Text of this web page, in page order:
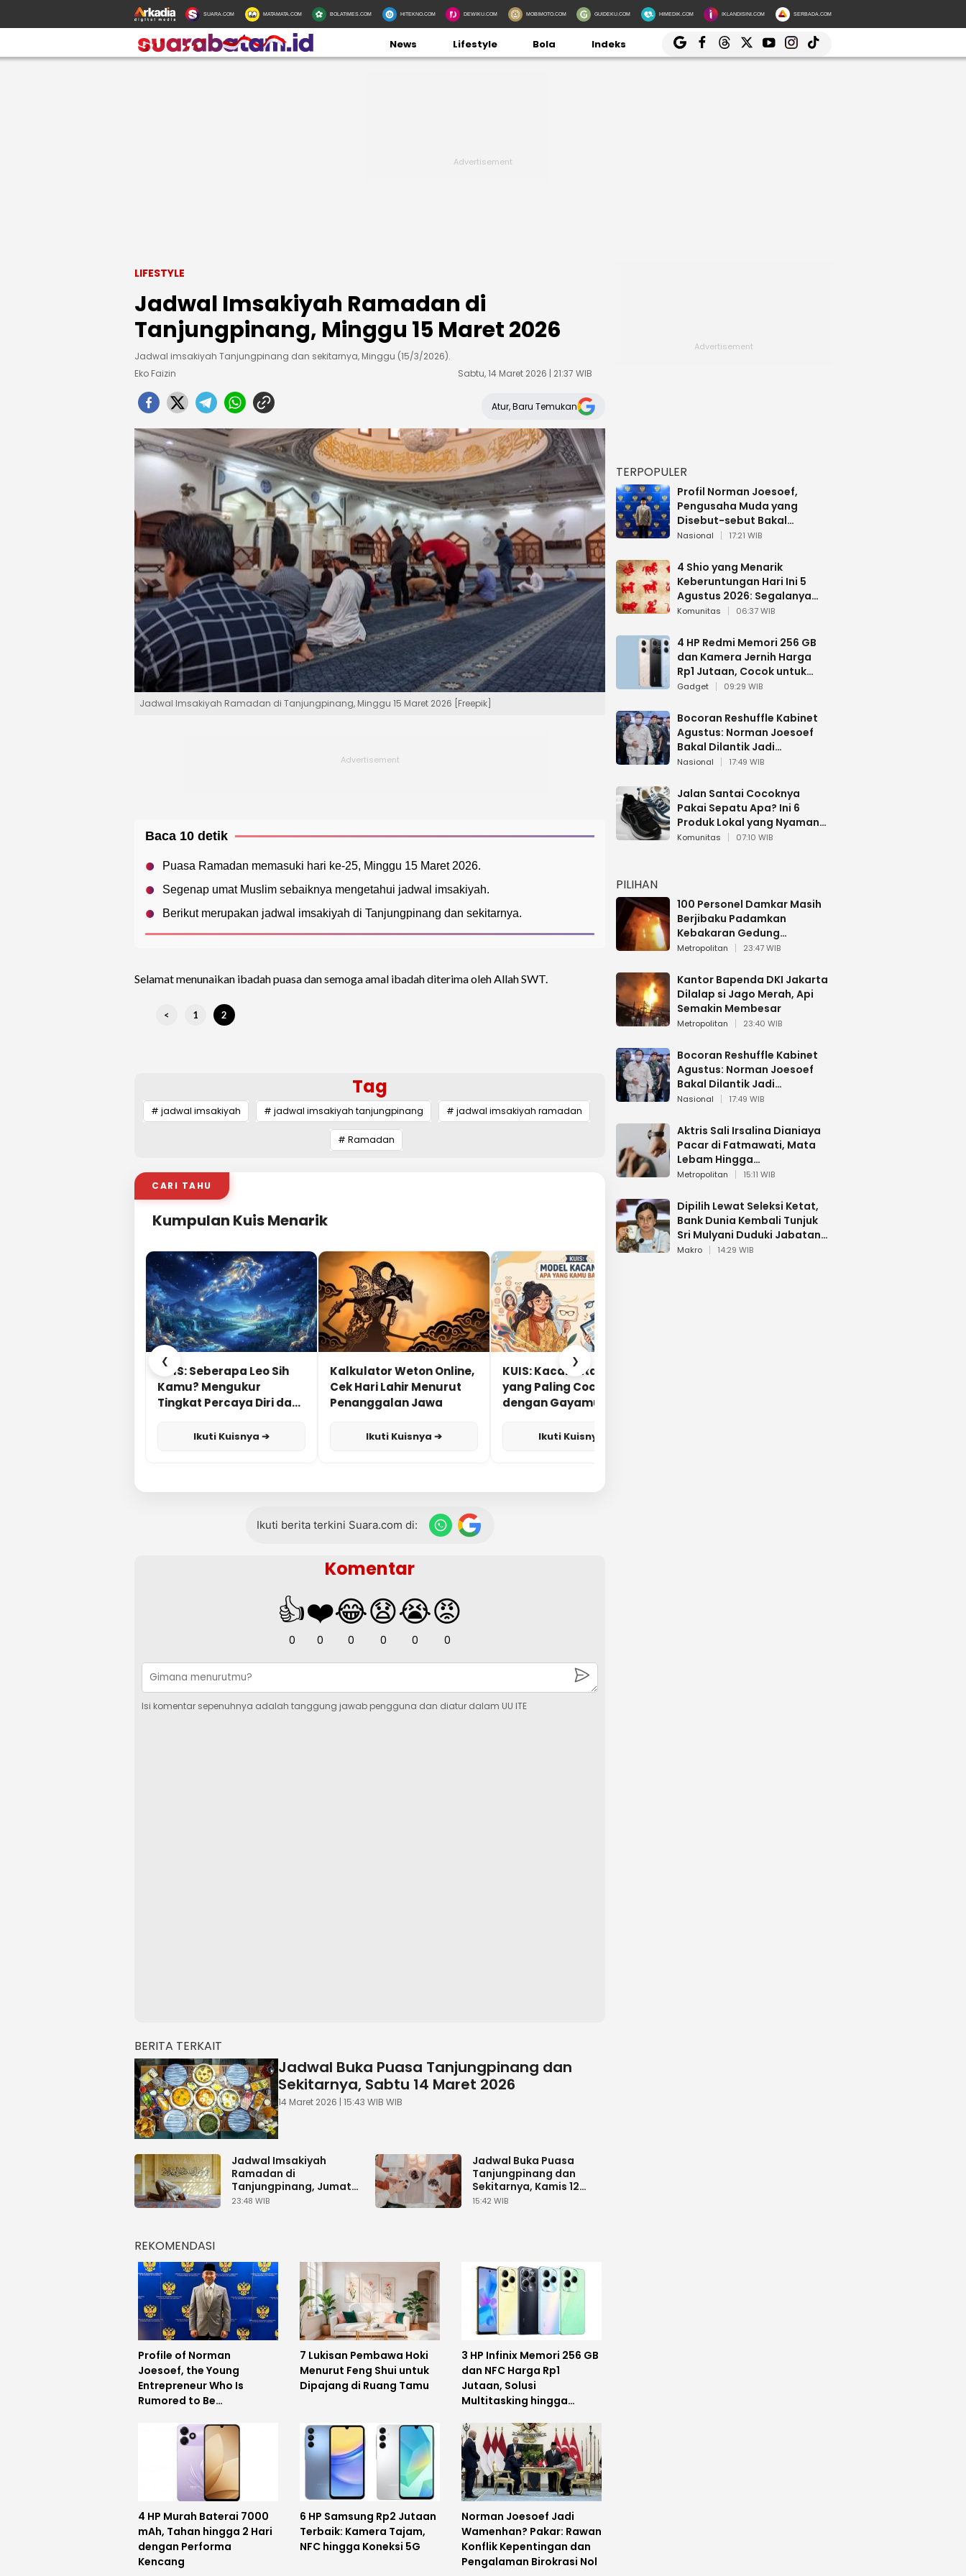
SUARA.COM MATAMATA.COM BOLATIMES.COM HITEKNO.COM DEWIKU.COM MOBIMOTO.COM GUIDEKU.COM HIMEDIK.COM IKLANDISINI.COM SERBADA.COM
News Lifestyle Bola Indeks
LIFESTYLE
Jadwal Imsakiyah Ramadan di
Tanjungpinang, Minggu 15 Maret 2026
Jadwal imsakiyah Tanjungpinang dan sekitarnya, Minggu (15/3/2026).
Eko Faizin
Sabtu, 14 Maret 2026 | 21:37 WIB
Atur, Baru Temukan
Jadwal Imsakiyah Ramadan di Tanjungpinang, Minggu 15 Maret 2026 [Freepik]
Baca 10 detik
Puasa Ramadan memasuki hari ke-25, Minggu 15 Maret 2026.
Segenap umat Muslim sebaiknya mengetahui jadwal imsakiyah.
Berikut merupakan jadwal imsakiyah di Tanjungpinang dan sekitarnya.
Selamat menunaikan ibadah puasa dan semoga amal ibadah diterima oleh Allah SWT.
< 1 2
Tag
# jadwal imsakiyah # jadwal imsakiyah tanjungpinang # jadwal imsakiyah ramadan
# Ramadan
CARI TAHU
Kumpulan Kuis Menarik
❮
KUIS: Seberapa Leo Sih
Kamu? Mengukur
Tingkat Percaya Diri dan
Ikuti Kuisnya ➔
Kalkulator Weton Online,
Cek Hari Lahir Menurut
Penanggalan Jawa
Ikuti Kuisnya ➔
KUIS: Kacamata Apa
yang Paling Cocok
dengan Gayamu?
Ikuti Kuisnya ➔
❯
Ikuti berita terkini Suara.com di:
Komentar
👍
0
❤️
0
😂
0
😧
0
😭
0
😡
0
Isi komentar sepenuhnya adalah tanggung jawab pengguna dan diatur dalam UU ITE
BERITA TERKAIT
Jadwal Buka Puasa Tanjungpinang dan
Sekitarnya, Sabtu 14 Maret 2026
14 Maret 2026 | 15:43 WIB WIB
Jadwal Imsakiyah
Ramadan di
Tanjungpinang, Jumat
13 Maret 2026
23:48 WIB
Jadwal Buka Puasa
Tanjungpinang dan
Sekitarnya, Kamis 12
Maret 2026
15:42 WIB
REKOMENDASI
Profile of Norman
Joesoef, the Young
Entrepreneur Who Is
Rumored to Be
Minister of Defense of the
Republic of Indonesia
7 Lukisan Pembawa Hoki
Menurut Feng Shui untuk
Dipajang di Ruang Tamu
3 HP Infinix Memori 256 GB
dan NFC Harga Rp1
Jutaan, Solusi
Multitasking hingga
4 HP Murah Baterai 7000
mAh, Tahan hingga 2 Hari
dengan Performa
Kencang
6 HP Samsung Rp2 Jutaan
Terbaik: Kamera Tajam,
NFC hingga Koneksi 5G
Norman Joesoef Jadi
Wamenhan? Pakar: Rawan
Konflik Kepentingan dan
Pengalaman Birokrasi Nol
TERPOPULER
Profil Norman Joesoef,
Pengusaha Muda yang
Disebut-sebut Bakal
Dilantik Jadi Wamenhan RI
Nasional 17:21 WIB
4 Shio yang Menarik
Keberuntungan Hari Ini 5
Agustus 2026: Segalanya
Berjalan Lancar
Komunitas 06:37 WIB
4 HP Redmi Memori 256 GB
dan Kamera Jernih Harga
Rp1 Jutaan, Cocok untuk
Multitasking
Gadget 09:29 WIB
Bocoran Reshuffle Kabinet
Agustus: Norman Joesoef
Bakal Dilantik Jadi
Wamenhan RI
Nasional 17:49 WIB
Jalan Santai Cocoknya
Pakai Sepatu Apa? Ini 6
Produk Lokal yang Nyaman
Buat 17 Agustusan
Komunitas 07:10 WIB
PILIHAN
100 Personel Damkar Masih
Berjibaku Padamkan
Kebakaran Gedung
Bapenda DKI
Metropolitan 23:47 WIB
Kantor Bapenda DKI Jakarta
Dilalap si Jago Merah, Api
Semakin Membesar
Metropolitan 23:40 WIB
Bocoran Reshuffle Kabinet
Agustus: Norman Joesoef
Bakal Dilantik Jadi
Wamenhan RI
Nasional 17:49 WIB
Aktris Sali Irsalina Dianiaya
Pacar di Fatmawati, Mata
Lebam Hingga
Diselamatkan Polantas
Metropolitan 15:11 WIB
Dipilih Lewat Seleksi Ketat,
Bank Dunia Kembali Tunjuk
Sri Mulyani Duduki Jabatan
Strategis
Makro 14:29 WIB